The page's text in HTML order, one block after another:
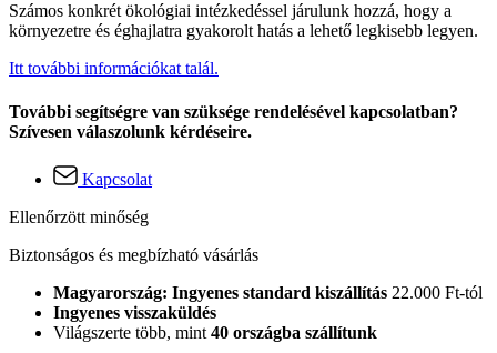
Számos konkrét ökológiai intézkedéssel járulunk hozzá, hogy a
környezetre és éghajlatra gyakorolt hatás a lehető legkisebb legyen.
Itt további információkat talál.
További segítségre van szüksége rendelésével kapcsolatban?
Szívesen válaszolunk kérdéseire.
Kapcsolat
Ellenőrzött minőség
Biztonságos és megbízható vásárlás
Magyarország: Ingyenes standard kiszállítás 22.000 Ft-tól
Ingyenes visszaküldés
Világszerte több, mint 40 országba szállítunk